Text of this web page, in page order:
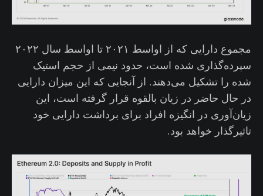
مجموع دارایی که از اواسط ۲۰۲۱ تا اواسط سال ۲۰۲۲
سپرده‌گذاری شده است، حدود نیمی از حجم استیک
شده را تشکیل می‌دهند. از آنجایی که این میزان دارایی
در حال حاضر در زیان بالقوه قرار گرفته‌ است، این
زیان‌آوری در انگیزه افراد برای برداشت دارایی خود
تاثیرگذار خواهد بود.